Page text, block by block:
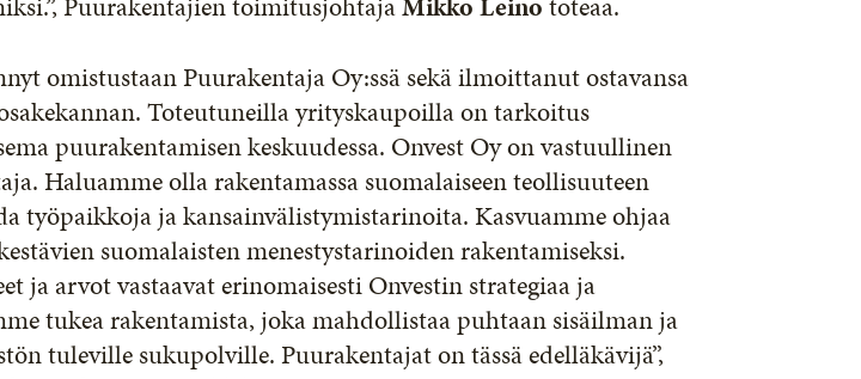
omistustaan Puurakentaja Oy:ssä sekä ilmoittanut ostavansa
Toteutuneilla yrityskaupoilla on tarkoitus
puurakentamisen keskuudessa. Onvest Oy on vastuullinen
Haluamme olla rakentamassa suomalaiseen teollisuuteen
työpaikkoja ja kansainvälistymistarinoita. Kasvuamme ohjaa
suomalaisten menestystarinoiden rakentamiseksi.
ja arvot vastaavat erinomaisesti Onvestin strategiaa ja
tukea rakentamista, joka mahdollistaa puhtaan sisäilman ja
tuleville sukupolville. Puurakentajat on tässä edelläkävijä”,